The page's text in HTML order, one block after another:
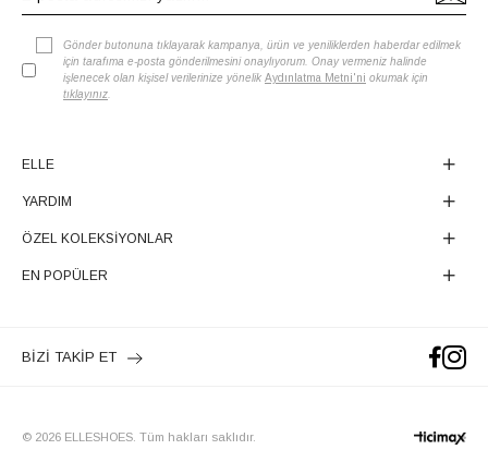
Gönder butonuna tıklayarak kampanya, ürün ve yeniliklerden haberdar edilmek
için tarafıma e-posta gönderilmesini onaylıyorum. Onay vermeniz halinde
işlenecek olan kişisel verilerinize yönelik Aydınlatma Metni'ni okumak için
tıklayınız
ELLE
YARDIM
ÖZEL KOLEKSİYONLAR
EN POPÜLER
BİZİ TAKİP ET
© 2026 ELLESHOES. Tüm hakları saklıdır.